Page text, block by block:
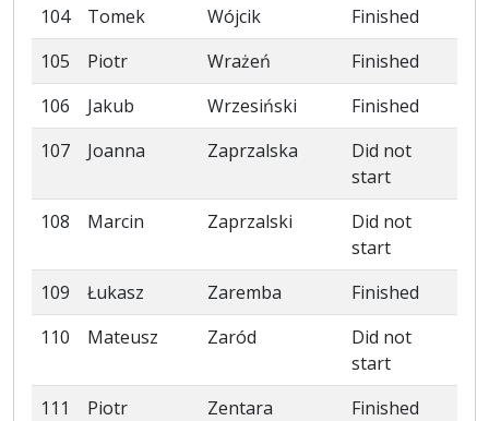
104
Tomek Wójcik
Finished
105
Piotr Wrażeń
Finished
106
Jakub Wrzesiński
Finished
107
Joanna Zaprzalska
Did not
start
108
Marcin Zaprzalski
Did not
start
109
Łukasz Zaremba
Finished
110
Mateusz Zaród
Did not
start
111
Piotr Zentara
Finished